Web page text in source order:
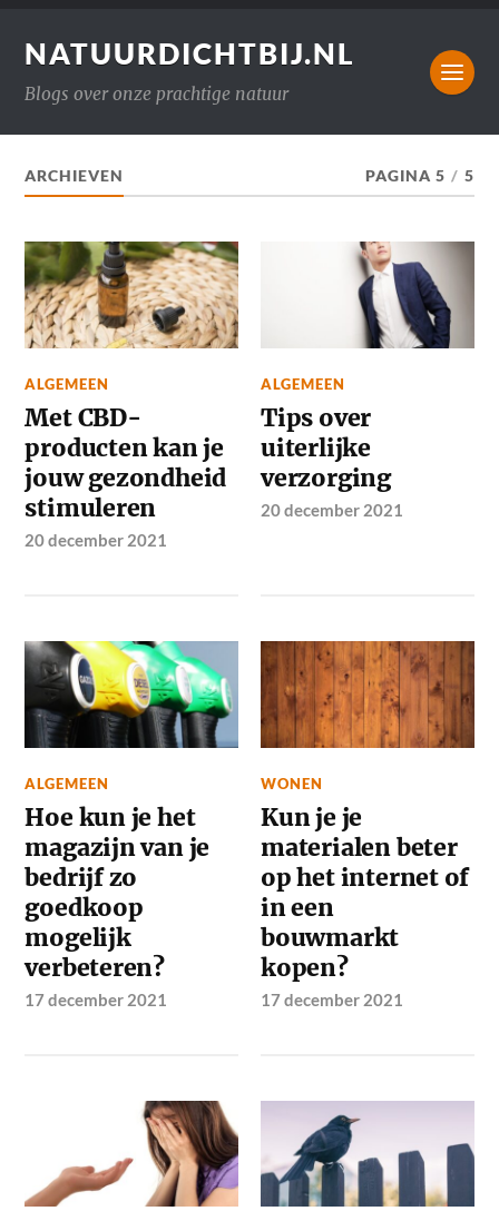
NATUURDICHTBIJ.NL
Blogs over onze prachtige natuur
ARCHIEVEN PAGINA 5 / 5
ALGEMEEN
Met CBD-
producten kan je
jouw gezondheid
stimuleren
20 december 2021
ALGEMEEN
Tips over
uiterlijke
verzorging
20 december 2021
ALGEMEEN
Hoe kun je het
magazijn van je
bedrijf zo
goedkoop
mogelijk
verbeteren?
17 december 2021
WONEN
Kun je je
materialen beter
op het internet of
in een
bouwmarkt
kopen?
17 december 2021